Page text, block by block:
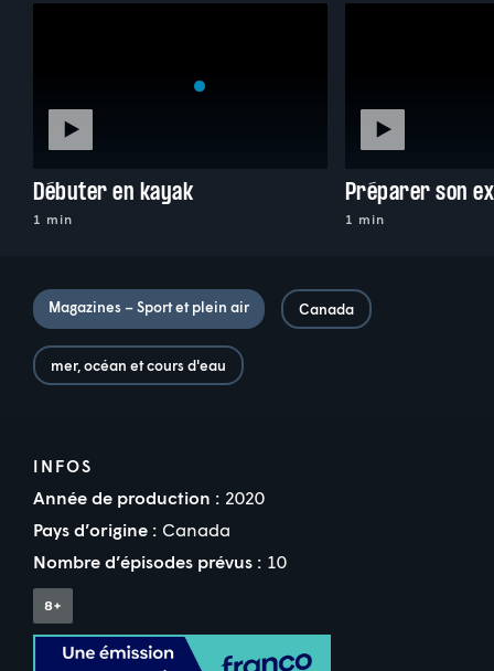
Débuter en kayak
1 min 1 min
Magazines – Sport et plein air Canada
mer, océan et cours d'eau
INFOS
Année de production : 2020
Pays d’origine : Canada
Nombre d’épisodes prévus : 10